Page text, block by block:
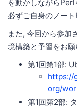
を動かしながら
必ずご自身のノー
また, 今回から参加
境構築と予習をお
第1回第1部:
https://
org/
第1回第2部: